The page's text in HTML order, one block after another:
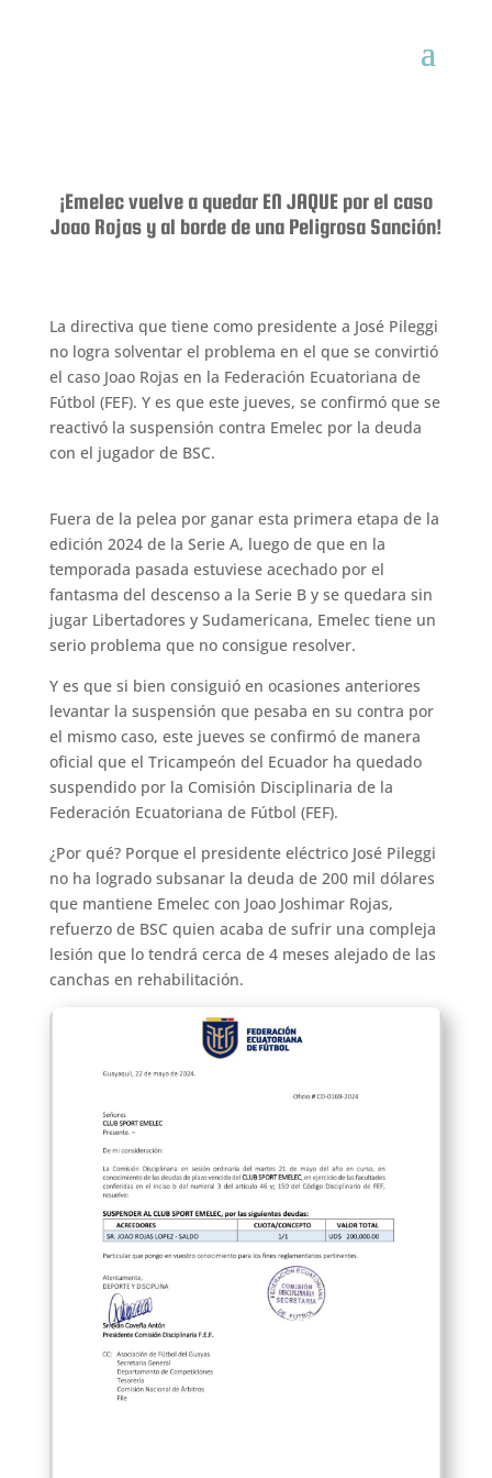
¡Emelec vuelve a quedar EN JAQUE por el caso
Joao Rojas y al borde de una Peligrosa Sanción!
La directiva que tiene como presidente a José Pileggi
no logra solventar el problema en el que se convirtió
el caso Joao Rojas en la Federación Ecuatoriana de
Fútbol (FEF). Y es que este jueves, se confirmó que se
reactivó la suspensión contra Emelec por la deuda
con el jugador de BSC.
Fuera de la pelea por ganar esta primera etapa de la
edición 2024 de la Serie A, luego de que en la
temporada pasada estuviese acechado por el
fantasma del descenso a la Serie B y se quedara sin
jugar Libertadores y Sudamericana, Emelec tiene un
serio problema que no consigue resolver.
Y es que si bien consiguió en ocasiones anteriores
levantar la suspensión que pesaba en su contra por
el mismo caso, este jueves se confirmó de manera
oficial que el Tricampeón del Ecuador ha quedado
suspendido por la Comisión Disciplinaria de la
Federación Ecuatoriana de Fútbol (FEF).
¿Por qué? Porque el presidente eléctrico José Pileggi
no ha logrado subsanar la deuda de 200 mil dólares
que mantiene Emelec con Joao Joshimar Rojas,
refuerzo de BSC quien acaba de sufrir una compleja
lesión que lo tendrá cerca de 4 meses alejado de las
canchas en rehabilitación.